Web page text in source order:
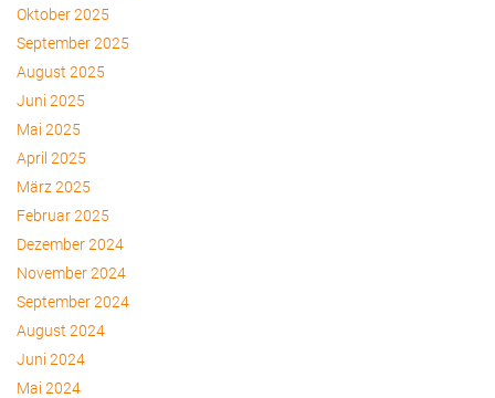
Oktober 2025
September 2025
August 2025
Juni 2025
Mai 2025
April 2025
März 2025
Februar 2025
Dezember 2024
November 2024
September 2024
August 2024
Juni 2024
Mai 2024